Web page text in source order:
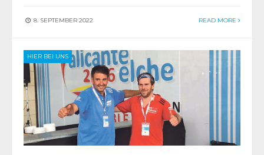
8. SEPTEMBER 2022 READ MORE
HIER BEI UNS